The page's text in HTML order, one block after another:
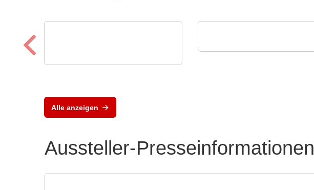
zuverlässige Drohnen
Alle anzeigen
Aussteller-Presseinformationen